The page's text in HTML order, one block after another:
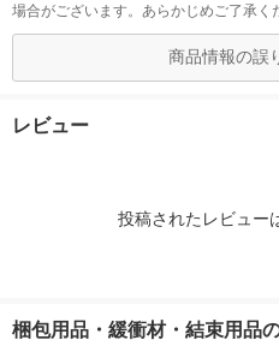
場合がございます。あらかじめご了承く
商品情報の誤
レビュー
投稿されたレビュー
梱包用品・緩衝材・結束用品